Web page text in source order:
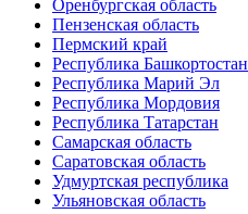
Оренбургская область
Пензенская область
Пермский край
Республика Башкортостан
Республика Марий Эл
Республика Мордовия
Республика Татарстан
Самарская область
Саратовская область
Удмуртская республика
Ульяновская область